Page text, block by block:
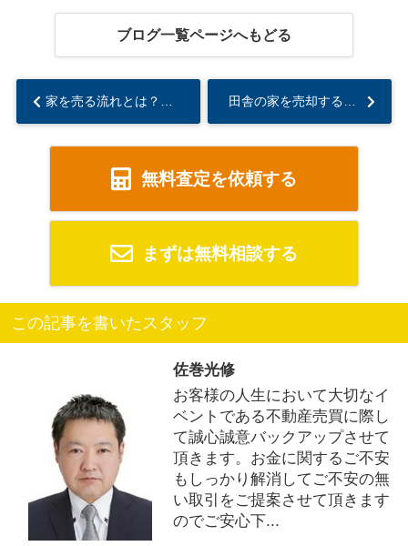
ブログ一覧ページへもどる
家を売る流れとは？売り出しの準備や購入希望者が現れた後について解説... 田舎の家を売却するにはどうする？売るコツと不動産買取についても解説...
無料査定を依頼する
まずは無料相談する
この記事を書いたスタッフ
佐巻光修
お客様の人生において大切なイ
ベントである不動産売買に際し
て誠心誠意バックアップさせて
頂きます。お金に関するご不安
もしっかり解消してご不安の無
い取引をご提案させて頂きます
のでご安心下...